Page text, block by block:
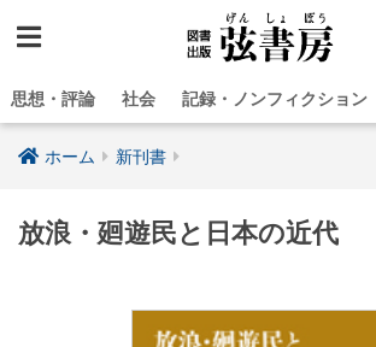
思想・評論 社会 記録・ノンフィクション
ホーム 新刊書
放浪・廻遊民と日本の近代